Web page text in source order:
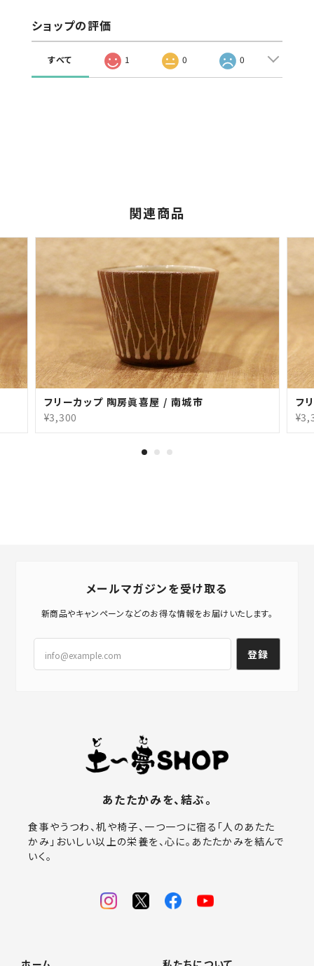
ショップの評価
すべて 1 0 0
関連商品
フリーカップ 陶房眞喜屋 / 南城市
¥3,300
フ
メールマガジンを受け取る
新商品やキャンペーンなどのお得な情報をお届けいたします。
登録
あたたかみを、結ぶ。
食事やうつわ、机や椅子、一つ一つに宿る「人のあたた
かみ」おいしい以上の栄養を、心に。あたたかみを結んで
いく。